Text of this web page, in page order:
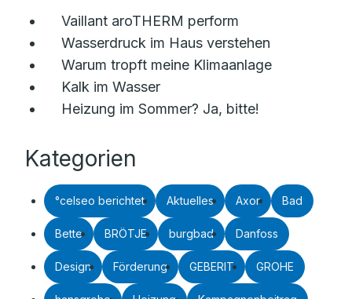
Vaillant aroTHERM perform
Wasserdruck im Haus verstehen
Warum tropft meine Klimaanlage
Kalk im Wasser
Heizung im Sommer? Ja, bitte!
Kategorien
°celseo berichtet Aktuelles Axor Bad
Bette BRÖTJE burgbad Danfoss
Design Förderung GEBERIT GROHE